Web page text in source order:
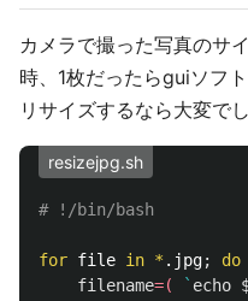
カメラで撮った写真のサ
時、1枚だったらguiソフ
リサイズするなら大変でし
resizejpg.sh
# !/bin/bash
for file in * .jpg;
do
filename=( ` echo